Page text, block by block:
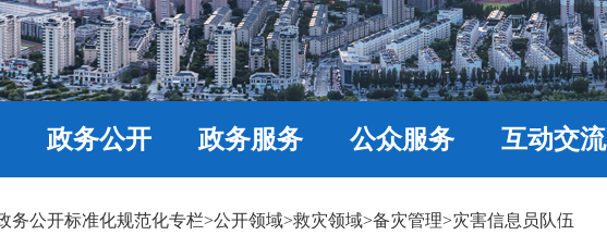
政务公开 政务服务 公众服务 互动交流
务公开标准化规范化专栏>公开领域>救灾领域>备灾管理>灾害信息员队伍